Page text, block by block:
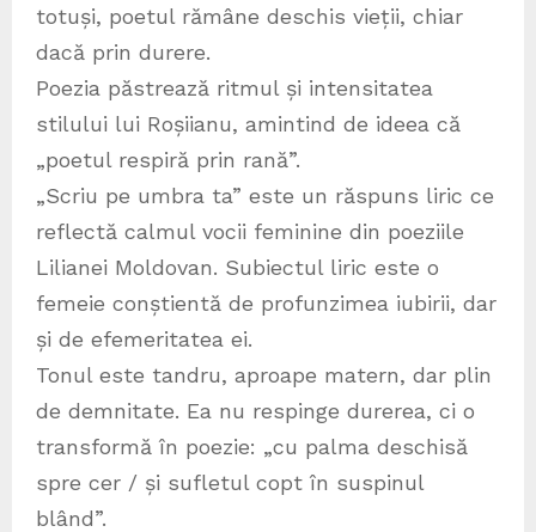
totuși, poetul rămâne deschis vieții, chiar
dacă prin durere.
Poezia păstrează ritmul și intensitatea
stilului lui Roșiianu, amintind de ideea că
„poetul respiră prin rană”.
„Scriu pe umbra ta” este un răspuns liric ce
reflectă calmul vocii feminine din poeziile
Lilianei Moldovan. Subiectul liric este o
femeie conștientă de profunzimea iubirii, dar
și de efemeritatea ei.
Tonul este tandru, aproape matern, dar plin
de demnitate. Ea nu respinge durerea, ci o
transformă în poezie: „cu palma deschisă
spre cer / și sufletul copt în suspinul
blând”.